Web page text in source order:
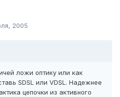
2005
ложи оптику или как
SDSL или VDSL. Надежнее
цепочки из активного